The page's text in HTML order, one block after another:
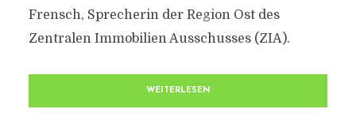
Frensch, Sprecherin der Region Ost des
Zentralen Immobilien Ausschusses (ZIA).
WEITERLESEN